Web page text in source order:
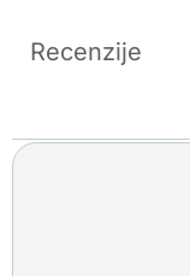
Recenzije